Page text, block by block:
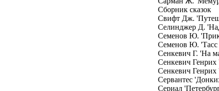
Сборник сказок
Свифт Дж.
Селинджер Д.
Семенов Ю.
Семенов Ю. 'Тасс
Сенкевич Г. 'На
Сенкевич
Сенкевич
Сервантес
Сериал